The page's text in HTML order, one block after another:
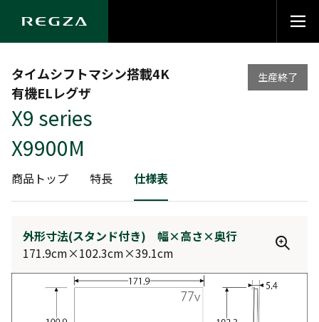
タイムシフトマシン搭載4K
有機ELレグザ
X9 series
X9900M
生産終了
商品トップ 特長 仕様表
外形寸法(スタンド付き) 幅×高さ×奥行
171.9cm×102.3cm×39.1cm